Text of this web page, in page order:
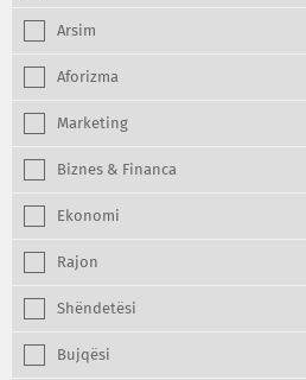
Arsim
Aforizma
Marketing
Biznes & Financa
Ekonomi
Rajon
Shëndetësi
Bujqësi